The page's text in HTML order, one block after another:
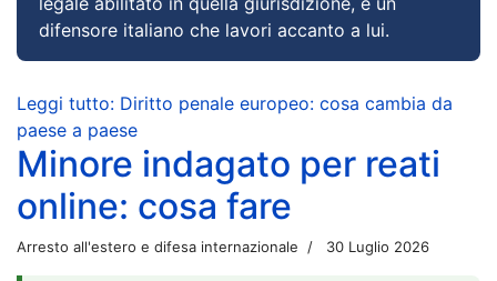
difensore italiano che lavori accanto a lui.
Leggi tutto: Diritto penale europeo: cosa cambia da
paese a paese
Minore indagato per reati
online: cosa fare
Arresto all'estero e difesa internazionale 30 Luglio 2026